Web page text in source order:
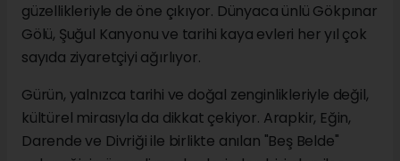
güzellikleriyle de öne çıkıyor. Dünyaca ünlü Gökpınar
Gölü, Şuğul Kanyonu ve tarihi kaya evleri her yıl çok
sayıda ziyaretçiyi ağırlıyor.
Gürün, yalnızca tarihi ve doğal zenginlikleriyle değil,
kültürel mirasıyla da dikkat çekiyor. Arapkir, Eğin,
Darende ve Divriği ile birlikte anılan "Beş Belde"